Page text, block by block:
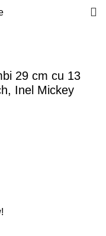
29 cm cu 13
Inel Mickey